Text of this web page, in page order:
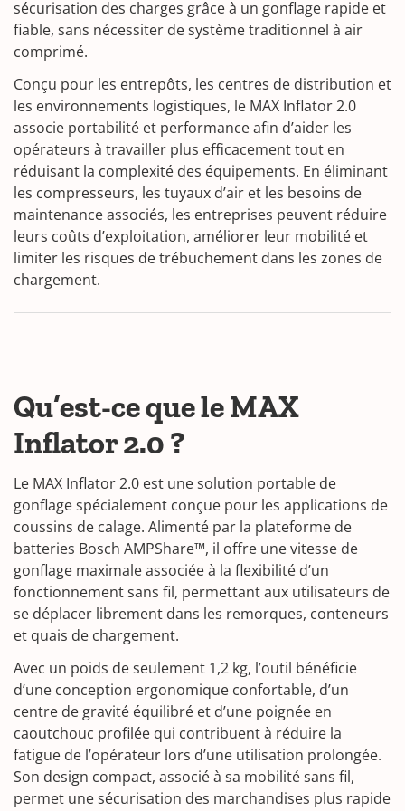
sécurisation des charges grâce à un gonflage rapide et
fiable, sans nécessiter de système traditionnel à air
comprimé.
Conçu pour les entrepôts, les centres de distribution et
les environnements logistiques, le MAX Inflator 2.0
associe portabilité et performance afin d’aider les
opérateurs à travailler plus efficacement tout en
réduisant la complexité des équipements. En éliminant
les compresseurs, les tuyaux d’air et les besoins de
maintenance associés, les entreprises peuvent réduire
leurs coûts d’exploitation, améliorer leur mobilité et
limiter les risques de trébuchement dans les zones de
chargement.
Qu’est-ce que le MAX
Inflator 2.0 ?
Le MAX Inflator 2.0 est une solution portable de
gonflage spécialement conçue pour les applications de
coussins de calage. Alimenté par la plateforme de
batteries Bosch AMPShare™, il offre une vitesse de
gonflage maximale associée à la flexibilité d’un
fonctionnement sans fil, permettant aux utilisateurs de
se déplacer librement dans les remorques, conteneurs
et quais de chargement.
Avec un poids de seulement 1,2 kg, l’outil bénéficie
d’une conception ergonomique confortable, d’un
centre de gravité équilibré et d’une poignée en
caoutchouc profilée qui contribuent à réduire la
fatigue de l’opérateur lors d’une utilisation prolongée.
Son design compact, associé à sa mobilité sans fil,
permet une sécurisation des marchandises plus rapide